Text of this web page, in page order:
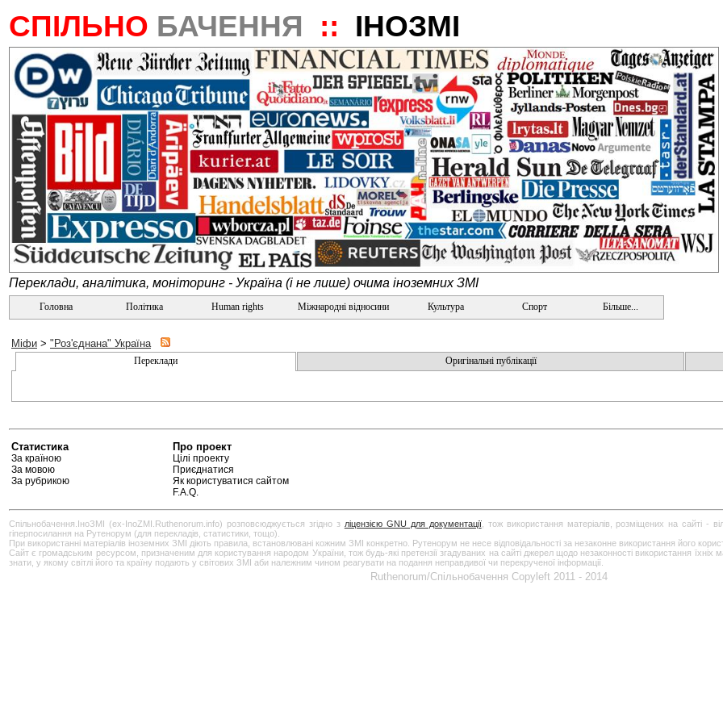
СПІЛЬНО БАЧЕННЯ :: ІНОЗМІ
Переклади, аналітика, моніторинг - Україна (і не лише) очима іноземних ЗМІ
Головна Політика Human rights Міжнародні відносини Культура Спорт Більше...
Міфи > "Роз'єднана" Україна
Переклади Оригінальні публікації
Статистика
За країною
За мовою
За рубрикою
Про проект
Цілі проекту
Приєднатися
Як користуватися сайтом
F.A.Q.
Спільнобачення.ІноЗМІ (ex-InoZMI.Ruthenorum.info) розповсюджується згідно з ліцензією GNU для документації, тож використання матеріалів, розміщених на сайті -
гіперпосилання на Рутенорум (для перекладів, статистики, тощо).
При використанні матеріалів іноземних ЗМІ діють правила, встановлювані кожним ЗМІ конкретно. Рутенорум не несе відповідальності за незаконне використання його
Сайт є громадським ресурсом, призначеним для користування народом України, тож будь-які претензії згадуваних на сайті джерел щодо незаконності використання їхніх
знати, у якому світлі його та країну подають у світових ЗМІ аби належним чином реагувати на подання неправдивої чи перекрученої інформації.
Ruthenorum/Спільнобачення Copyleft 2011 - 2014